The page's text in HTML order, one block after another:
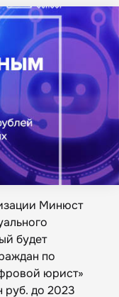
Минюст
будет
по
юрист»
руб. до 2023